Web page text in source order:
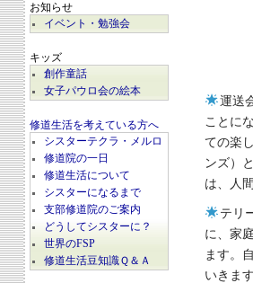
お知らせ
イベント・勉強会
キッズ
創作童話
女子パウロ会の絵本
修道生活を考えている方へ
シスターテクラ・メルロ
修道院の一日
修道生活について
シスターになるまで
支部修道院のご案内
どうしてシスターに？
世界のFSP
修道生活豆知識Ｑ＆Ａ
運送
ことに
ての楽
ンズ）
は、人
テリ
に、家
ます。
いきます